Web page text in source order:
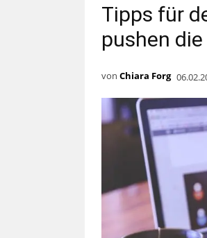
Tipps für
pushen
von Chiara Forg